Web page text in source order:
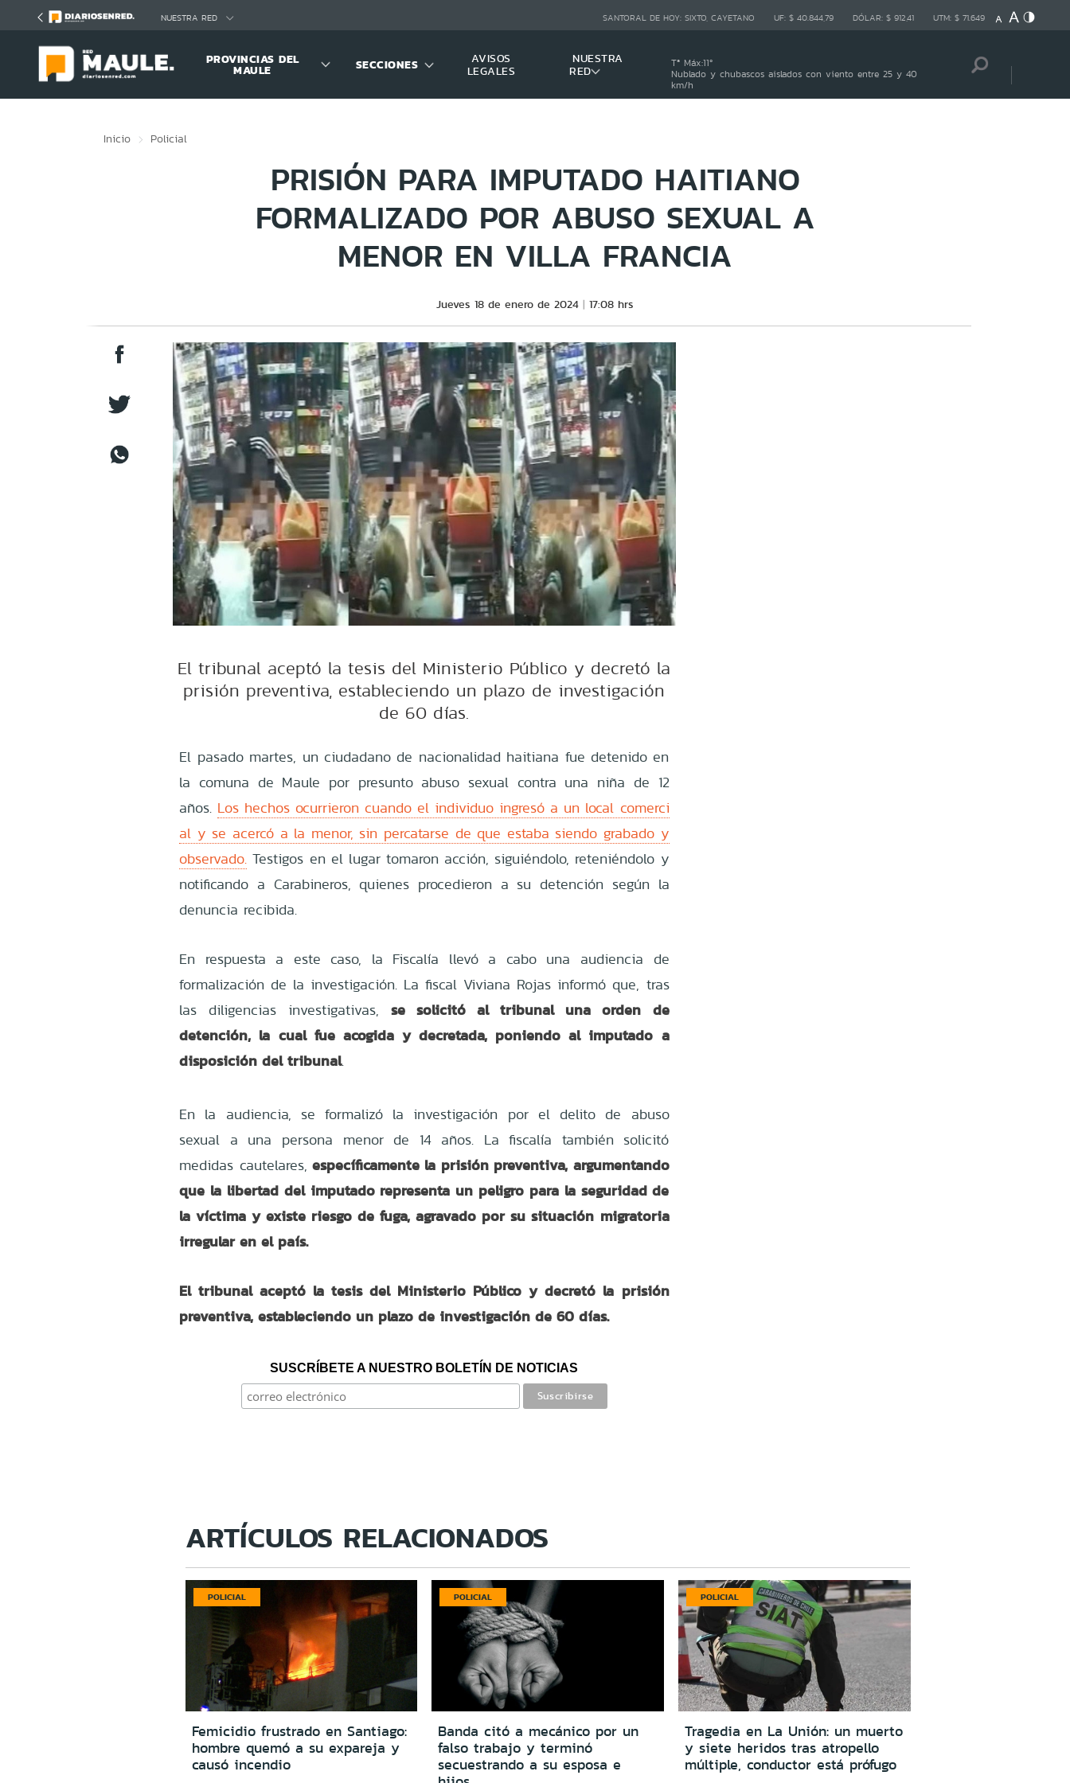
NUESTRA RED SANTORAL DE HOY: SIXTO, CAYETANO UF: $ 40.844,79 DÓLAR: $ 912,41 UTM: $ 71.649
PROVINCIAS DEL
MAULE SECCIONES
AVISOS
LEGALES
NUESTRA
RED
Tª Máx:11º
Nublado y chubascos aislados con viento entre 25 y 40
km/h
Inicio Policial
PRISIÓN PARA IMPUTADO HAITIANO
FORMALIZADO POR ABUSO SEXUAL A
MENOR EN VILLA FRANCIA
Jueves 18 de enero de 2024 17:08 hrs
El tribunal aceptó la tesis del Ministerio Público y decretó la
prisión preventiva, estableciendo un plazo de investigación
de 60 días.
El pasado martes, un ciudadano de nacionalidad haitiana fue detenido en
la comuna de Maule por presunto abuso sexual contra una niña de 12
años. Los hechos ocurrieron cuando el individuo ingresó a un local comerci
al y se acercó a la menor, sin percatarse de que estaba siendo grabado y
observado. Testigos en el lugar tomaron acción, siguiéndolo, reteniéndolo y
notificando a Carabineros, quienes procedieron a su detención según la
denuncia recibida.
En respuesta a este caso, la Fiscalía llevó a cabo una audiencia de
formalización de la investigación. La fiscal Viviana Rojas informó que, tras
las diligencias investigativas,se solicitó al tribunal una orden de
detención, la cual fue acogida y decretada, poniendo al imputado a
disposición del tribunal.
En la audiencia, se formalizó la investigación por el delito de abuso
sexual a una persona menor de 14 años. La fiscalía también solicitó
medidas cautelares, específicamente la prisión preventiva, argumentando
que la libertad del imputado representa un peligro para la seguridad de
la víctima y existe riesgo de fuga, agravado por su situación migratoria
irregular en el país.
El tribunal aceptó la tesis del Ministerio Público y decretó la prisión
preventiva, estableciendo un plazo de investigación de 60 días.
SUSCRÍBETE A NUESTRO BOLETÍN DE NOTICIAS
ARTÍCULOS RELACIONADOS
POLICIAL
Femicidio frustrado en Santiago:
hombre quemó a su expareja y
causó incendio
POLICIAL
Banda citó a mecánico por un
falso trabajo y terminó
secuestrando a su esposa e
POLICIAL
Tragedia en La Unión: un muerto
y siete heridos tras atropello
múltiple, conductor está prófugo